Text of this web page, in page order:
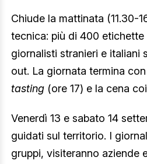
Chiude la mattinata (11.30-
tecnica: più di 400 etichette
giornalisti stranieri e italiani
out. La giornata termina
tasting (ore 17) e la cena
Venerdì 13 e sabato 14
guidati sul territorio. I
gruppi, visiteranno aziende